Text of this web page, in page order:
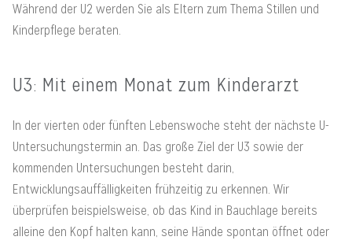
Während der U2 werden Sie als Eltern zum Thema Stillen und
Kinderpflege beraten.
U3: Mit einem Monat zum Kinderarzt
In der vierten oder fünften Lebenswoche steht der nächste U-
Untersuchungstermin an. Das große Ziel der U3 sowie der
kommenden Untersuchungen besteht darin,
Entwicklungsauffälligkeiten frühzeitig zu erkennen. Wir
überprüfen beispielsweise, ob das Kind in Bauchlage bereits
alleine den Kopf halten kann, seine Hände spontan öffnet oder